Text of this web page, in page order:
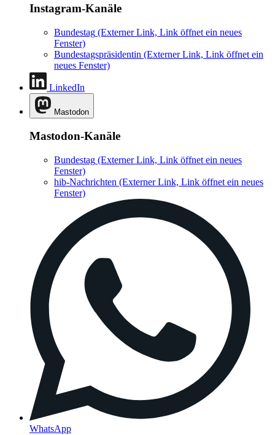
Instagram-Kanäle
Bundestag (Externer Link, Link öffnet ein neues
Fenster)
Bundestagspräsidentin (Externer Link, Link öffnet ein
neues Fenster)
LinkedIn
Mastodon
Mastodon-Kanäle
Bundestag (Externer Link, Link öffnet ein neues
Fenster)
hib-Nachrichten (Externer Link, Link öffnet ein neues
Fenster)
WhatsApp